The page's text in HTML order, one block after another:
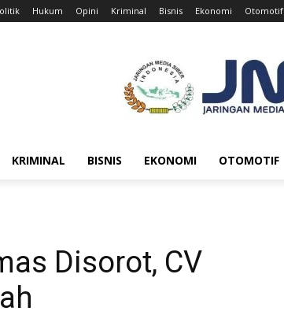
Hukum Opini Kriminal Bisnis Ekonomi Otomotif
KRIMINAL BISNIS EKONOMI OTOMOTIF
Disorot, CV